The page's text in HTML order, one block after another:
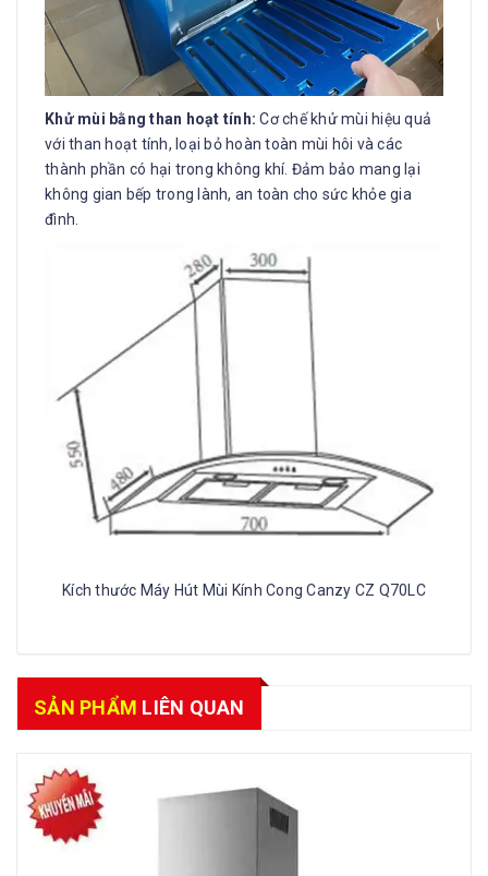
Khử mùi bằng than hoạt tính: Cơ chế khử mùi hiệu quả
với than hoạt tính, loại bỏ hoàn toàn mùi hôi và các
thành phần có hại trong không khí. Đảm bảo mang lại
không gian bếp trong lành, an toàn cho sức khỏe gia
đình.
Kích thước Máy Hút Mùi Kính Cong Canzy CZ Q70LC
SẢN PHẨM LIÊN QUAN